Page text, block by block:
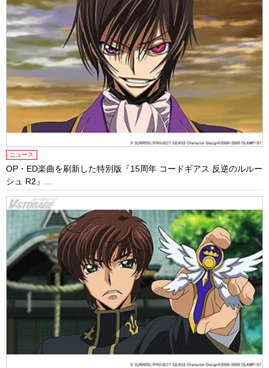
ニュース
OP・ED楽曲を刷新した特別版『15周年 コードギアス 反逆のルルー
シュ R2』...